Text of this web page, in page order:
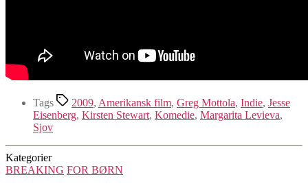
Tags 2009, Amerikansk film, Greg Mottola, Indie, Jesse
Eisenberg, Kirsten Stewart, Komedie, Margarita Levieva,
Sjov
Kategorier
BREAKING FOR BØRN